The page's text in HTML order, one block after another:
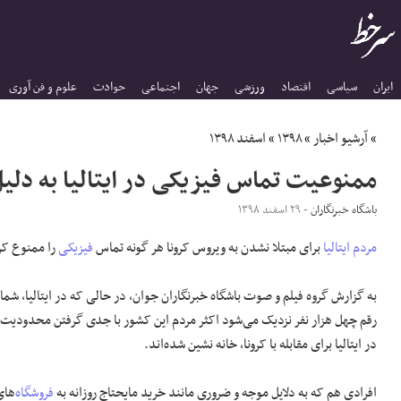
ایران سیاسی اقتصاد ورزشی جهان اجتماعی حوادث علوم و فن آوری
»آرشیو اخبار»۱۳۹۸»اسفند ۱۳۹۸
ممنوعیت تماس فیزیکی در ایتالیا به
باشگاه خبرنگاران- ۲۹ اسفند ۱۳۹۸
مردم ایتالیابرای مبتلا نشدن به ویروس کرونا هر گونه تماسفیزیکیرا ممنوع
به گزارشگروه فیلم و صوت باشگاه خبرنگاران جوان، در حالی که در ایتالیا،
رقم چهل هزار نفر نزدیک می‌شود اکثر مردم این کشور با جدی گرفتن
در ایتالیا برای مقابله با کرونا، خانه نشین شده‌اند.
افرادی هم که به دلایل موجه و ضروری مانند خرید مایحتاج روزانه بهفروشگاه